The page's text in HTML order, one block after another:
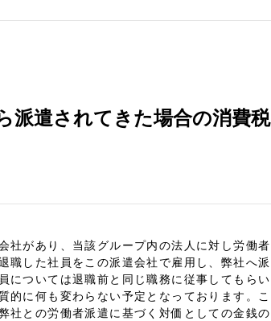
派遣されてきた場合の消費税
社があり、当該グループ内の法人に対し労働者
職した社員をこの派遣会社で雇用し、弊社へ派
については退職前と同じ職務に従事してもらい
的に何も変わらない予定となっております。こ
社との労働者派遣に基づく対価としての金銭の